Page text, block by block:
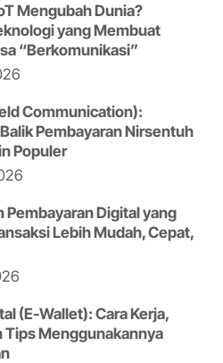
Mengubah Dunia?
yang Membuat
“Berkomunikasi”
Communication):
Pembayaran Nirsentuh
Populer
Pembayaran Digital yang
Lebih Mudah, Cepat,
(E-Wallet): Cara Kerja,
Tips Menggunakannya